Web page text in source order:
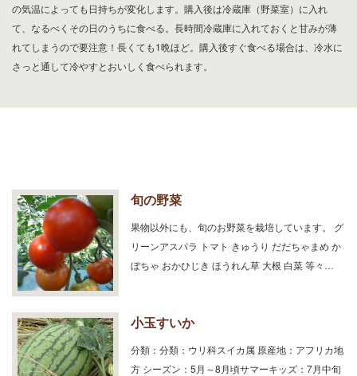
の気温によっても日持ちが変化します。購入後は冷蔵庫（野菜室）に入れ
て、なるべくその日のうちに食べる。長時間冷蔵庫に入れておくと甘みが薄
れてしまうので要注意！長くても1晩ほど。購入後すぐ食べる場合は、冷水に
さっと通して冷やすとおいしく食べられます。
旬の野菜
果物以外にも、旬のお野菜を栽培しています。 グ
リーンアスパラ トマト きゅうり だだちゃまめ か
ぼちゃ おかひじき ほうれん草 大根 白菜 等々…
小玉すいか
分類：分類：ウリ科スイカ属 原産地：アフリカ地
方 シーズン：5月～8月頃サマーキッズ：7月中旬